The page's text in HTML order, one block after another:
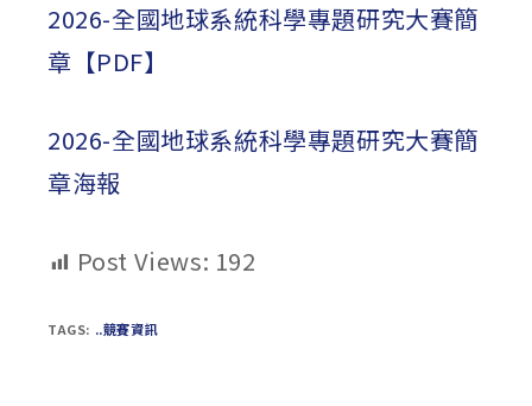
2026-全國地球系統科學專題研究大賽簡
章【PDF】
2026-全國地球系統科學專題研究大賽簡
章海報
Post Views: 192
TAGS: ..競賽資訊